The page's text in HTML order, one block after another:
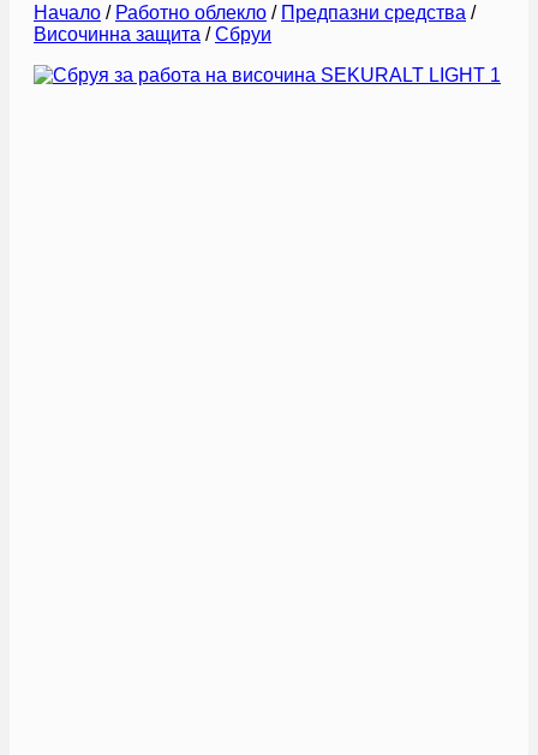
Начало / Работно облекло / Предпазни средства /
Височинна защита / Сбруи